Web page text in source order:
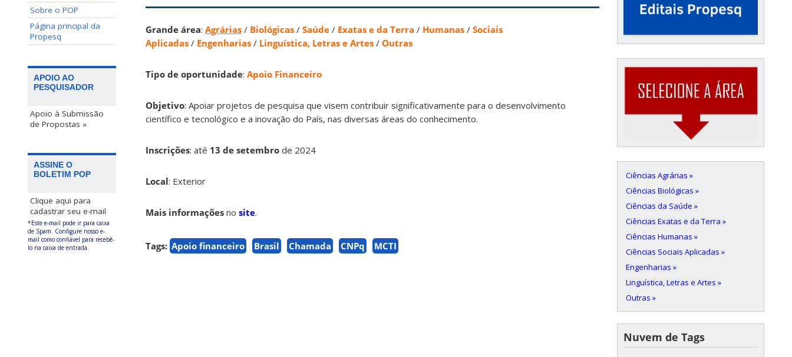
Sobre o POP
Página principal da
Propesq
APOIO AO
PESQUISADOR
Apoio à Submissão
de Propostas »
ASSINE O
BOLETIM POP
Clique aqui para
cadastrar seu e-mail
*Este e-mail pode ir para caixa
de Spam. Configure nosso e-
mail como confiável para recebê-
lo na caixa de entrada.
Grande área: Agrárias / Biológicas / Saúde / Exatas e da Terra / Humanas / Sociais
Aplicadas / Engenharias / Linguística, Letras e Artes / Outras
Tipo de oportunidade: Apoio Financeiro
Objetivo: Apoiar projetos de pesquisa que visem contribuir significativamente para o desenvolvimento
científico e tecnológico e a inovação do País, nas diversas áreas do conhecimento.
Inscrições: até 13 de setembro de 2024
Local: Exterior
Mais informações no site.
Tags: Apoio financeiro Brasil Chamada CNPq MCTI
Ciências Agrárias »
Ciências Biológicas »
Ciências da Saúde »
Ciências Exatas e da Terra »
Ciências Humanas »
Ciências Sociais Aplicadas »
Engenharias »
Linguística, Letras e Artes »
Outras »
Nuvem de Tags